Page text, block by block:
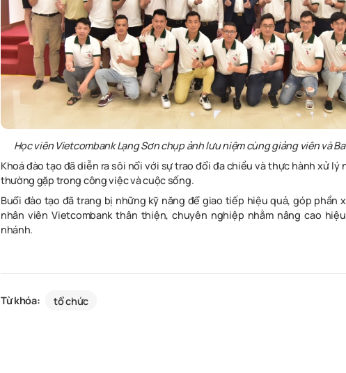
Học viên Vietcombank Lạng Sơn chụp ảnh lưu niệm cùng giảng viên và
Khoá đào tạo đã diễn ra sôi nổi với sự trao đổi đa chiều và thực hành xử
thường gặp trong công việc và cuộc sống.
Buổi đào tạo đã trang bị những kỹ năng để giao tiếp hiệu quả, góp phần
nhân viên Vietcombank thân thiện, chuyên nghiệp nhằm nâng cao
nhánh.
Từ khóa: tổ chức